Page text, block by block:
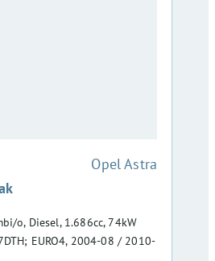
:Opel Astra
o, Diesel, 1.686cc, 74kW
EURO4, 2004-08 / 2010-